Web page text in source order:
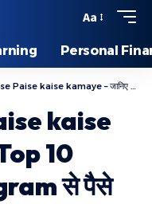
Aa
Personal
kamaye – जानिए Top 10 आसान तरीके Instagram से पैसे कमाने के
kaise
10
से पैसे